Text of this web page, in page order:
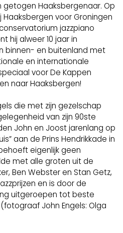
getogen Haaksbergenaar. Op
voor Groningen
jazzpiano
hij alweer 10 jaar in
binnen- en buitenland met
en internationale
voor De Kappen
naar Haaksbergen!
die met zijn gezelschap
van zijn 90ste
John en Joost jarenlang op
aan de Prins Hendrikkade in
eigenlijk geen
met alle groten uit de
Ben Webster en Stan Getz,
en is door de
uitgeroepen tot beste
John Engels: Olga